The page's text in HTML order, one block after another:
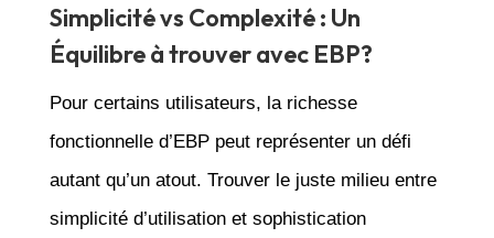
Simplicité vs Complexité : Un
Équilibre à trouver avec EBP?
Pour certains utilisateurs, la richesse
fonctionnelle d’EBP peut représenter un défi
autant qu’un atout. Trouver le juste milieu entre
simplicité d’utilisation et sophistication